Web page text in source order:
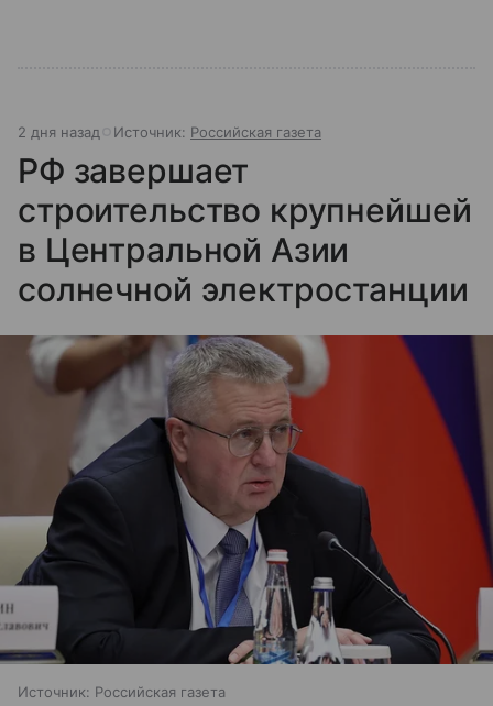
2 дня назад Источник: Российская газета
РФ завершает
строительство крупнейшей
в Центральной Азии
солнечной электростанции
Источник: Российская газета